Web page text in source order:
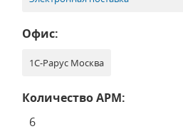
Офис:
1С-Рарус Москва
Количество АРМ:
6